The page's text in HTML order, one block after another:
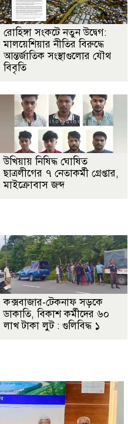
রোহিঙ্গা সংকটে নতুন উদ্বেগ:
মালয়েশিয়ার নীতির বিরুদ্ধে
আন্তর্জাতিক সংস্থাগুলোর যৌথ
বিবৃতি
উখিয়ায় নিষিদ্ধ ঘোষিত
ছাত্রলীগের ৭ নেতাকর্মী গ্রেপ্তার,
মাইক্রোবাস জব্দ
কক্সবাজার-টেকনাফ সড়কে
ডাকাতি, বিকাশ কর্মীদের ৬০
লাখ টাকা লুট : গুলিবিদ্ধ ১